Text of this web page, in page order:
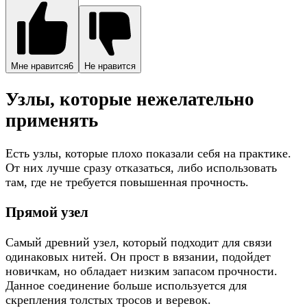
Мне нравится6 Не нравится
Узлы, которые нежелательно
применять
Есть узлы, которые плохо показали себя на практике.
От них лучше сразу отказаться, либо использовать
там, где не требуется повышенная прочность.
Прямой узел
Самый древний узел, который подходит для связи
одинаковых нитей. Он прост в вязании, подойдет
новичкам, но обладает низким запасом прочности.
Данное соединение больше используется для
скрепления толстых тросов и веревок.